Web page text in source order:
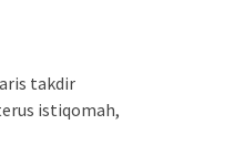
takdir
istiqomah,